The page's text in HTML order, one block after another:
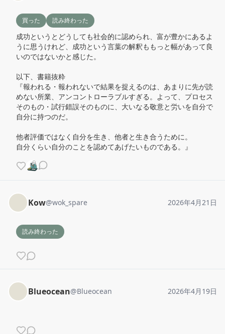
買った 読み終わった
成功というとどうしても社会的に認められ、富が豊かにあるよ
うに思うけれど、成功という言葉の解釈ももっと幅があって良
いのではないかと感じた。
以下、書籍抜粋
『報われる・報われないで結果を捉えるのは、あまりに先が読
めない所業、アンコントローラブルすぎる。よって、プロセス
そのもの・試行錯誤そのものに、大いなる敬意と労いを自分で
自分に持つのだ。
他者評価ではなく自分を生き、他者と生き合うために。
自分くらい自分のことを認めてあげたいものである。』
Kow@wok_spare 2026年4月21日
読み終わった
Blueocean@Blueocean 2026年4月19日